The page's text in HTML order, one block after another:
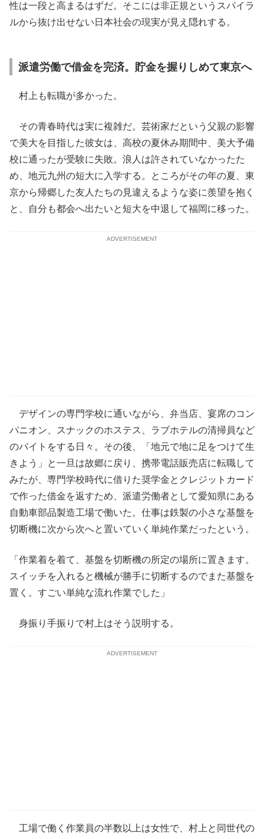
性は一段と高まるはずだ。そこには非正規というスパイラ
ルから抜け出せない日本社会の現実が見え隠れする。
派遣労働で借金を完済。貯金を握りしめて東京へ
村上も転職が多かった。
その青春時代は実に複雑だ。芸術家だという父親の影響
で美大を目指した彼女は、高校の夏休み期間中、美大予備
校に通ったが受験に失敗。浪人は許されていなかったた
め、地元九州の短大に入学する。ところがその年の夏、東
京から帰郷した友人たちの見違えるような姿に羨望を抱く
と、自分も都会へ出たいと短大を中退して福岡に移った。
ADVERTISEMENT
デザインの専門学校に通いながら、弁当店、宴席のコン
パニオン、スナックのホステス、ラブホテルの清掃員など
のバイトをする日々。その後、「地元で地に足をつけて生
きよう」と一旦は故郷に戻り、携帯電話販売店に転職して
みたが、専門学校時代に借りた奨学金とクレジットカード
で作った借金を返すため、派遣労働者として愛知県にある
自動車部品製造工場で働いた。仕事は鉄製の小さな基盤を
切断機に次から次へと置いていく単純作業だったという。
「作業着を着て、基盤を切断機の所定の場所に置きます。
スイッチを入れると機械が勝手に切断するのでまた基盤を
置く。すごい単純な流れ作業でした」
身振り手振りで村上はそう説明する。
ADVERTISEMENT
工場で働く作業員の半数以上は女性で、村上と同世代の